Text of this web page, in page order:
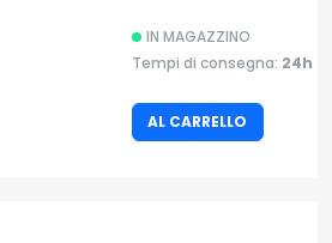
IN MAGAZZINO
Tempi di consegna: 24h
AL CARRELLO